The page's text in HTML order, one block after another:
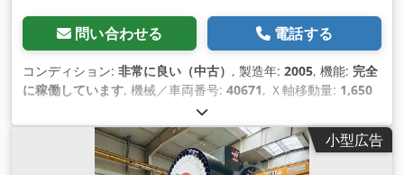
問い合わせる 電話する
コンディション: 非常に良い（中古） , 製造年: 2005, 機能: 完全
に稼働しています, 機械／車両番号: 40671, Ｘ軸移動量: 1,650
, Z軸移動距離:
幅:711 mm, テーブル長さ:1,626 mm, テーブル荷重:1,814
kg（キログラム）, 主軸回転速度（最小）:10,000 回転/分, ス
ピンドルモーター出力:15 ワット, ツールマガジンのスロット
小型広告